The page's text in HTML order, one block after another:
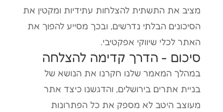
מציב את התשתית להצלחות עתידיות ומקטין את
הסיכונים הבלתי נדרשים, ובכך מסייע להפוך את
האתר לכלי שיווקי אפקטיבי.
סיכום - הדרך קדימה להצלחה
במהלך המאמר שלנו חקרנו את הנושא של
בניית אתרים בירושלים, והדגשנו כיצד אתר
מעוצב היטב לא מספק את כל הפתרונות